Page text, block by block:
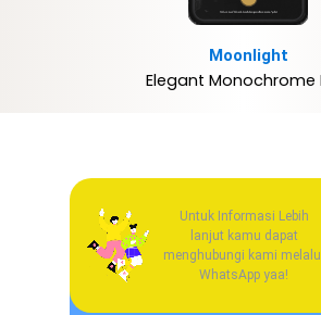
Moonlight
Elegant Monochrome
Untuk Informasi Lebih
lanjut kamu dapat
menghubungi kami
WhatsApp yaa!